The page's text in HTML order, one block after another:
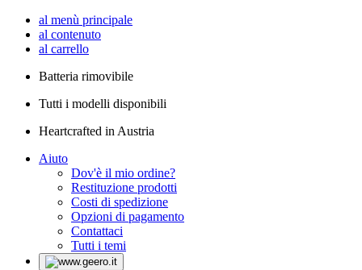
al menù principale
al contenuto
al carrello
Batteria rimovibile
Tutti i modelli disponibili
Heartcrafted in Austria
Aiuto
Dov'è il mio ordine?
Restituzione prodotti
Costi di spedizione
Opzioni di pagamento
Contattaci
Tutti i temi